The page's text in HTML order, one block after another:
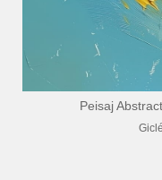
Peisaj